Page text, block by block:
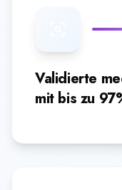
Validierte
mit bis zu